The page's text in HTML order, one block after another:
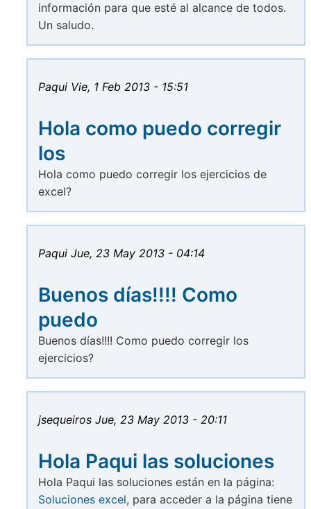
información para que esté al alcance de todos.
Un saludo.
Paqui Vie, 1 Feb 2013 - 15:51
Hola como puedo corregir
los
Hola como puedo corregir los ejercicios de
excel?
Paqui Jue, 23 May 2013 - 04:14
Buenos días!!!! Como
puedo
Buenos días!!!! Como puedo corregir los
ejercicios?
jsequeiros Jue, 23 May 2013 - 20:11
Hola Paqui las soluciones
Hola Paqui las soluciones están en la página:
Soluciones excel, para acceder a la página tiene